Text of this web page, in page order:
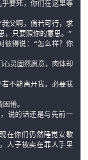
要死，你们在这里等
父啊，倘若可行，求
，只要照你的意思。”
彼得说：“怎么样？你
灵固然愿意，肉体却
不能离开我，必要我
倦。
说的话还是与先前一
在你们仍然睡觉安歇
人子被卖在罪人手里